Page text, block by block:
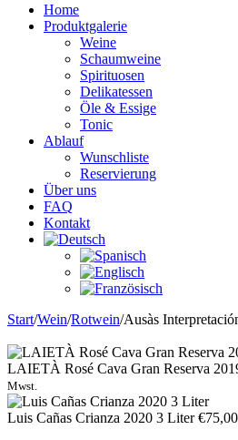
Home
Produktgalerie
Weine
Schaumweine
Spirituosen
Delikatessen
Öle & Essige
Tonic
Ablauf
Wunschliste
Reservierung
Über uns
FAQ
Kontakt
Start/Wein/Rotwein/Ausàs
LAIETÀ Rosé Cava Gran Reserva
Mwst.
Luis Cañas Crianza 2020 3 Liter €75,00